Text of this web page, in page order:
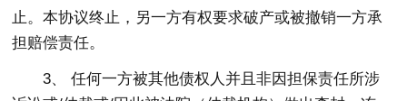
止。本协议终止，另一方有权要求破产或被撤销一方承
担赔偿责任。
3、 任何一方被其他债权人并且非因担保责任所涉